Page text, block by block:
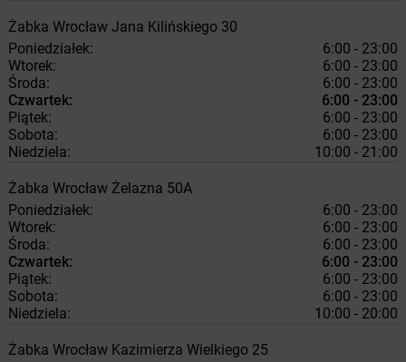
Żabka Wrocław Jana Kilińskiego 30
Poniedziałek:
6:00 - 23:00
Wtorek:
6:00 - 23:00
Środa:
6:00 - 23:00
Czwartek:
6:00 - 23:00
Piątek:
6:00 - 23:00
Sobota:
6:00 - 23:00
Niedziela:
10:00 - 21:00
Żabka Wrocław Żelazna 50A
Poniedziałek:
6:00 - 23:00
Wtorek:
6:00 - 23:00
Środa:
6:00 - 23:00
Czwartek:
6:00 - 23:00
Piątek:
6:00 - 23:00
Sobota:
6:00 - 23:00
Niedziela:
10:00 - 20:00
Żabka Wrocław Kazimierza Wielkiego 25